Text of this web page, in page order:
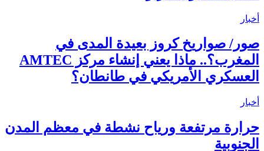
أخبار
صور/ صواريخ كروز بعيدة المدى في
المغرب؟.. ماذا يعني إنشاء مركز AMTEC
العسكري الأمريكي في طانطان؟
أخبار
حرارة مرتفعة ورياح نشطة في معظم المدن
الجنوبية